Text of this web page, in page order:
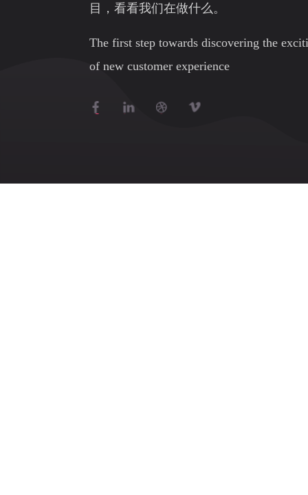
目，看看我们在做什么。
The first step towards discovering the
of new customer experience